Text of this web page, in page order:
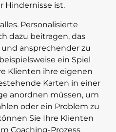
Hindernisse ist.
Personalisierte
dazu beitragen, das
ansprechender zu
ein Spiel
Klienten ihre eigenen
Karten in einer
anordnen müssen, um
oder ein Problem zu
Sie Ihre Klienten
Coaching-Prozess